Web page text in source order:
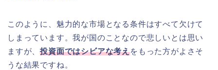
このように、魅力的な市場となる条件はすべて欠けて
しまっています。我が国のことなので悲しいとは思い
ますが、投資面ではシビアな考えをもった方がよさそ
うな結果ですね。